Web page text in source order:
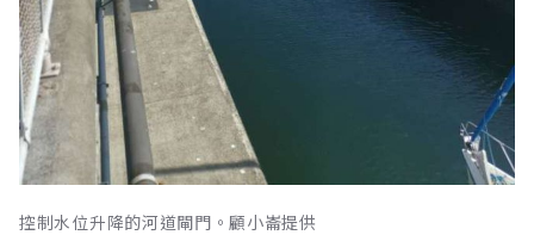
控制水位升降的河道閘門。顧小崙提供